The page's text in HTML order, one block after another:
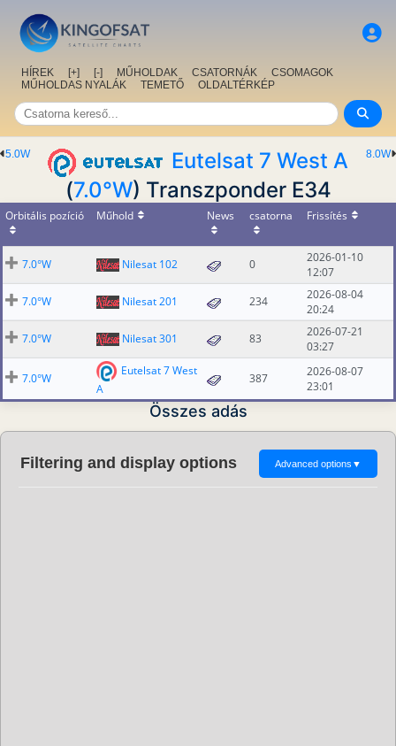
HÍREK [+] [-] MŰHOLDAK CSATORNÁK
CSOMAGOK
MŰHOLDAS NYALÁK
TEMETŐ OLDALTÉRKÉP
8.0W
5.0W
Eutelsat 7 West A
(7.0°W) Transzponder E34
Orbitális pozíció Műhold News csatorna Frissítés
7.0°W Nilesat 102 0
2026-01-10
12:07
7.0°W
Nilesat 201 234
2026-08-04
20:24
7.0°W
Nilesat 301 83
2026-07-21
03:27
7.0°W
Eutelsat 7 West
A
387
2026-08-07
23:01
Összes adás
Filtering and display options Advanced options ▼